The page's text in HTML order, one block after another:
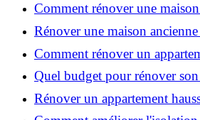
Comment rénover une
coûts et conseils ?
Rénover une maison
étapes, budget et astuces
Comment rénover un
?
Quel budget pour rénover
2026 ?
Rénover un appartement
conseils pratiques et